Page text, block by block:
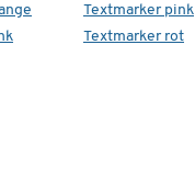
Textmarker pink
Textmarker rot